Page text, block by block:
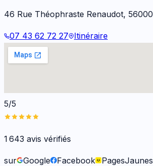
46 Rue Théophraste Renaudot, 56000
07 43 62 72 27 Itinéraire
5/5
1 643 avis vérifiés
sur Google Facebook PagesJaunes